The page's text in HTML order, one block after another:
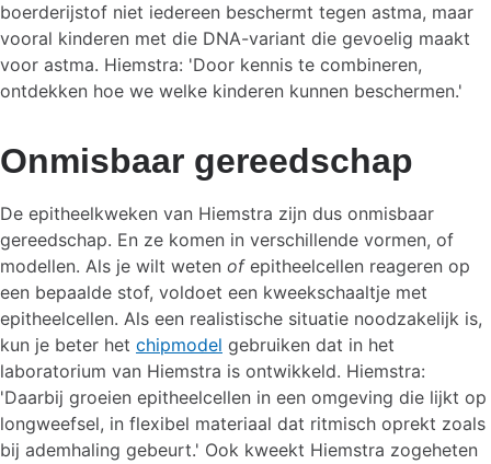
boerderijstof niet iedereen beschermt tegen astma, maar
vooral kinderen met die DNA-variant die gevoelig maakt
voor astma. Hiemstra: 'Door kennis te combineren,
ontdekken hoe we welke kinderen kunnen beschermen.'
Onmisbaar gereedschap
De epitheelkweken van Hiemstra zijn dus onmisbaar
gereedschap. En ze komen in verschillende vormen, of
modellen. Als je wilt weten ofepitheelcellen reageren op
een bepaalde stof, voldoet een kweekschaaltje met
epitheelcellen. Als een realistische situatie noodzakelijk is,
kun je beter het chipmodel gebruiken dat in het
laboratorium van Hiemstra is ontwikkeld. Hiemstra:
'Daarbij groeien epitheelcellen in een omgeving die lijkt op
longweefsel, in flexibel materiaal dat ritmisch oprekt zoals
bij ademhaling gebeurt.' Ook kweekt Hiemstra zogeheten